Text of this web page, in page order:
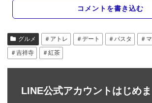
コメントを書き込む
グルメ ＃アトレ ＃デート ＃パスタ ＃
＃吉祥寺
＃紅茶
LINE公式アカウントはじめ